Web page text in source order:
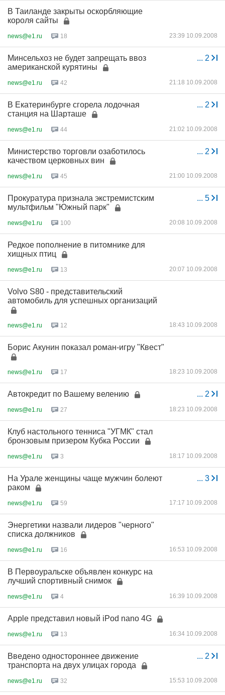
В Таиланде закрыты оскорбляющие
короля сайты
news@e1.ru 18 23:39 10.09.2008
... 2
Минсельхоз не будет запрещать ввоз
американской курятины
news@e1.ru 42 21:18 10.09.2008
... 2
В Екатеринбурге сгорела лодочная
станция на Шарташе
news@e1.ru 44 21:02 10.09.2008
... 2
Министерство торговли озаботилось
качеством церковных вин
news@e1.ru 45 21:00 10.09.2008
... 5
Прокуратура признала экстремистским
мультфильм "Южный парк"
news@e1.ru 100 20:08 10.09.2008
Редкое пополнение в питомнике для
хищных птиц
news@e1.ru 13 20:07 10.09.2008
Volvo S80 - представительский
автомобиль для успешных организаций
news@e1.ru 12 18:43 10.09.2008
Борис Акунин показал роман-игру "Квест"
news@e1.ru 17 18:23 10.09.2008
... 2
Автокредит по Вашему велению
news@e1.ru 27 18:23 10.09.2008
Клуб настольного тенниса "УГМК" стал
бронзовым призером Кубка России
news@e1.ru 3 18:17 10.09.2008
... 3
На Урале женщины чаще мужчин болеют
раком
news@e1.ru 59 17:17 10.09.2008
Энергетики назвали лидеров "черного"
списка должников
news@e1.ru 16 16:53 10.09.2008
В Первоуральске объявлен конкурс на
лучший спортивный снимок
news@e1.ru 4 16:39 10.09.2008
Apple представил новый iPod nano 4G
news@e1.ru 13 16:34 10.09.2008
... 2
Введено одностороннее движение
транспорта на двух улицах города
news@e1.ru 32 15:53 10.09.2008